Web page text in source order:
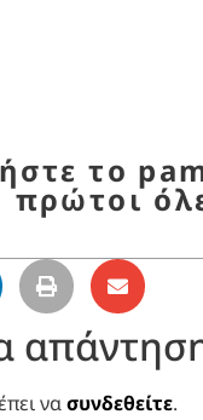
το
πρώτοι
νασυνδεθείτε.